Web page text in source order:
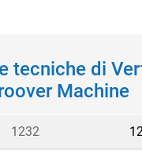
tecniche di
Machine
1232